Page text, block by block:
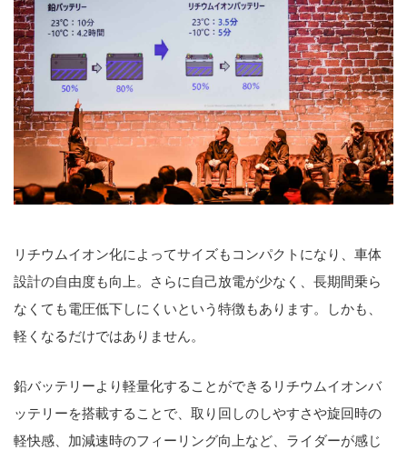
リチウムイオン化によってサイズもコンパクトになり、車体
設計の自由度も向上。さらに自己放電が少なく、長期間乗ら
なくても電圧低下しにくいという特徴もあります。しかも、
軽くなるだけではありません。
鉛バッテリーより軽量化することができるリチウムイオンバ
ッテリーを搭載することで、取り回しのしやすさや旋回時の
軽快感、加減速時のフィーリング向上など、ライダーが感じ